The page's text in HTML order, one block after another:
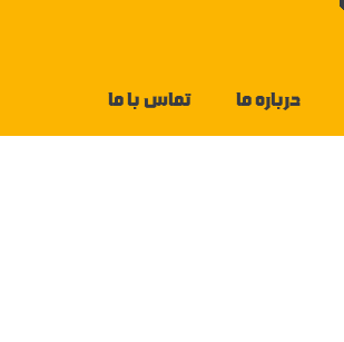
درباره ما تماس با ما